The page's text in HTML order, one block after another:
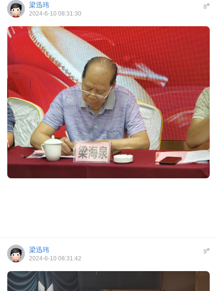
8#
梁迅玮
2024-6-10 08:31:30
9#
梁迅玮
2024-6-10 08:31:42